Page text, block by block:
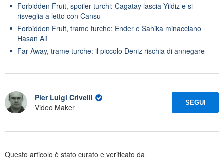
Forbidden Fruit, spoiler turchi: Cagatay lascia Yildiz e si
risveglia a letto con Cansu
Forbidden Fruit, trame turche: Ender e Sahika minacciano
Hasan Alì
Far Away, trame turche: il piccolo Deniz rischia di annegare
Pier Luigi Crivelli
Video Maker
SEGUI
Questo articolo è stato curato e verificato da